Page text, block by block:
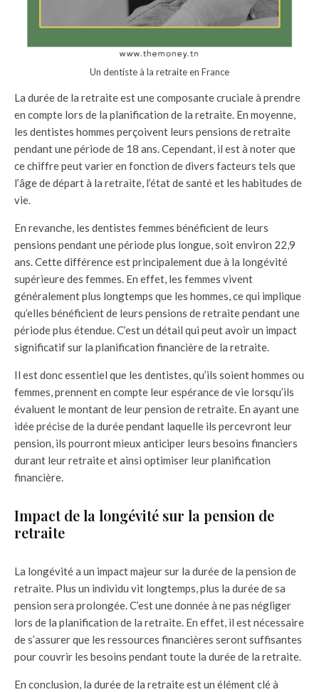
Un dentiste à la retraite en France
La durée de la retraite est une composante cruciale à prendre
en compte lors de la planification de la retraite. En moyenne,
les dentistes hommes perçoivent leurs pensions de retraite
pendant une période de 18 ans. Cependant, il est à noter que
ce chiffre peut varier en fonction de divers facteurs tels que
l’âge de départ à la retraite, l’état de santé et les habitudes de
vie.
En revanche, les dentistes femmes bénéficient de leurs
pensions pendant une période plus longue, soit environ 22,9
ans. Cette différence est principalement due à la longévité
supérieure des femmes. En effet, les femmes vivent
généralement plus longtemps que les hommes, ce qui implique
qu’elles bénéficient de leurs pensions de retraite pendant une
période plus étendue. C’est un détail qui peut avoir un impact
significatif sur la planification financière de la retraite.
Il est donc essentiel que les dentistes, qu’ils soient hommes ou
femmes, prennent en compte leur espérance de vie lorsqu’ils
évaluent le montant de leur pension de retraite. En ayant une
idée précise de la durée pendant laquelle ils percevront leur
pension, ils pourront mieux anticiper leurs besoins financiers
durant leur retraite et ainsi optimiser leur planification
financière.
Impact de la longévité sur la pension de
retraite
La longévité a un impact majeur sur la durée de la pension de
retraite. Plus un individu vit longtemps, plus la durée de sa
pension sera prolongée. C’est une donnée à ne pas négliger
lors de la planification de la retraite. En effet, il est nécessaire
de s’assurer que les ressources financières seront suffisantes
pour couvrir les besoins pendant toute la durée de la retraite.
En conclusion, la durée de la retraite est un élément clé à